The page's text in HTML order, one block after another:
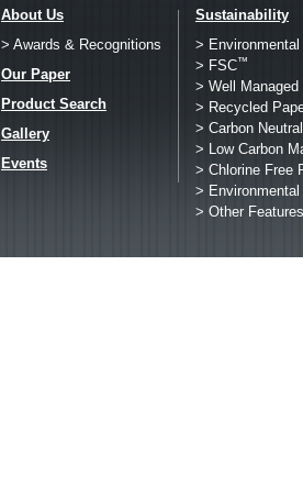
About Us
> Awards & Recognitions
Our Paper
Product Search
Gallery
Events
Sustainability
>
> FSC™
> Well Managed
> Recycled
> Carbon
> Low Carbon
> Chlorine Free
> Environmental
> Other Features